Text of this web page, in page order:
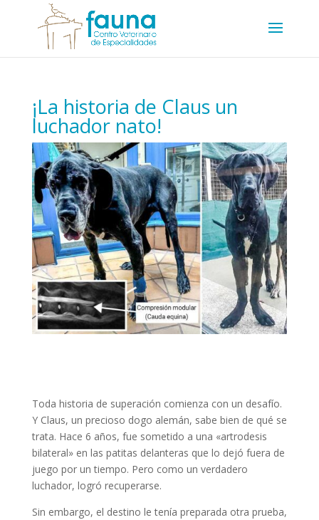
¡La historia de Claus un
luchador nato!
Toda historia de superación comienza con un desafío.
Y Claus, un precioso dogo alemán, sabe bien de qué se
trata. Hace 6 años, fue sometido a una «artrodesis
bilateral» en las patitas delanteras que lo dejó fuera de
juego por un tiempo. Pero como un verdadero
luchador, logró recuperarse.
Sin embargo, el destino le tenía preparada otra prueba,